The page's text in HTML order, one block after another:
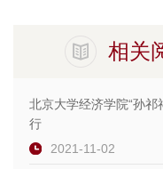
相关
北京大学经济学院“孙
行
2021-11-02